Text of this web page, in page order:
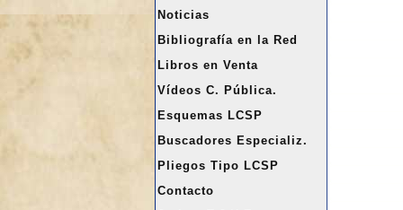
rNoticias
Bibliografía en la Red
Libros en Venta
Vídeos C. Pública.
Esquemas LCSP
Buscadores Especializ.
Pliegos Tipo LCSP
Contacto